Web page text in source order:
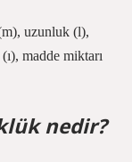
uzunluk (l),
madde miktarı
nedir?